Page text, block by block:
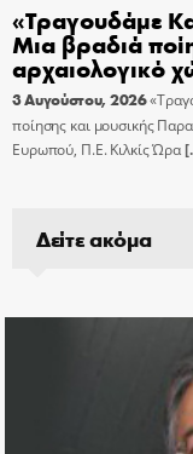
«Τραγουδάμε
Μια βραδιά
αρχαιολογικό
3 Αυγούστου, 2026
ποίησης και μουσικής
Ευρωπού, Π.Ε. Κιλκίς Ώρα
Δείτε ακόμα